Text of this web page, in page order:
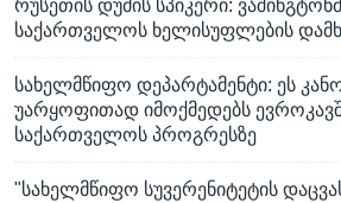
რუსეთის დუმის სპიკერი:
საქართველოს ხელისუფლების
სახელმწიფო დეპარტამენტი: ეს
უარყოფითად იმოქმედებს
საქართველოს პროგრესზე
"სახელმწიფო სუვერენიტეტის